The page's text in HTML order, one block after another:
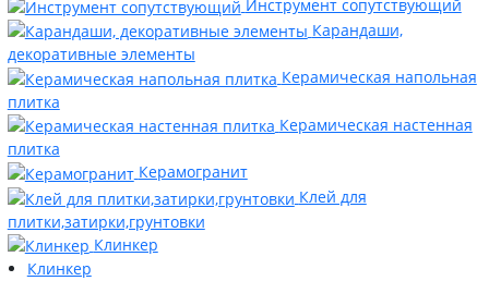
Инструмент сопутствующий
Карандаши,
декоративные элементы
Керамическая напольная
плитка
Керамическая настенная
плитка
Керамогранит
Клей для
плитки,затирки,грунтовки
Клинкер
Клинкер